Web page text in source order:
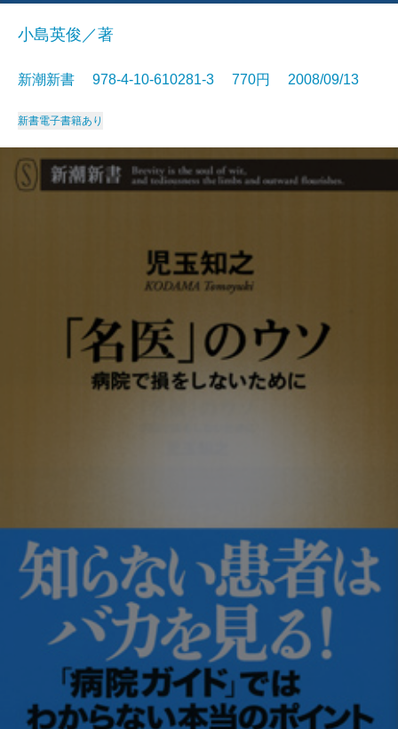
小島英俊／著
新潮新書 978-4-10-610281-3 770円 2008/09/13
新書電子書籍あり